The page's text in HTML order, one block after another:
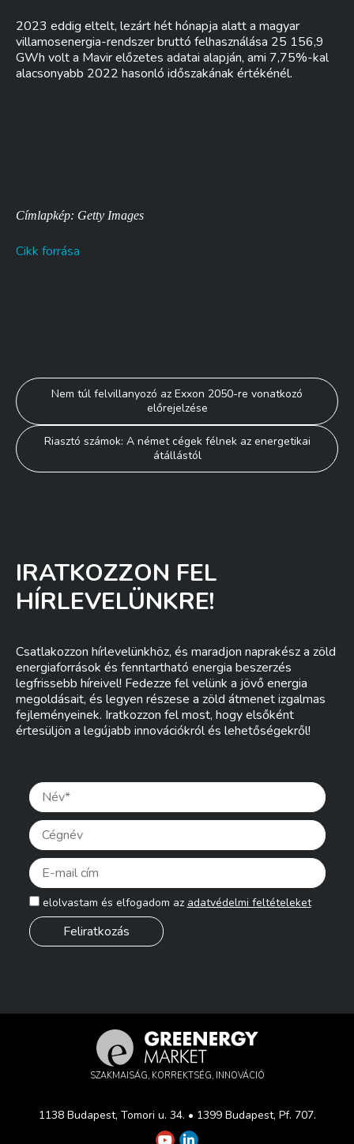
2023 eddig eltelt, lezárt hét hónapja alatt a magyar
villamosenergia-rendszer bruttó felhasználása 25 156,9
GWh volt a Mavir előzetes adatai alapján, ami 7,75%-kal
alacsonyabb 2022 hasonló időszakának értékénél.
Címlapkép: Getty Images
Cikk forrása
Bejegyzés
navigáció
Nem túl felvillanyozó az Exxon 2050-re vonatkozó
előrejelzése
Riasztó számok: A német cégek félnek az energetikai
átállástól
IRATKOZZON FEL
HÍRLEVELÜNKRE!
Csatlakozzon hírlevelünkhöz, és maradjon naprakész a zöld
energiaforrások és fenntartható energia beszerzés
legfrissebb híreivel! Fedezze fel velünk a jövő energia
megoldásait, és legyen részese a zöld átmenet izgalmas
fejleményeinek. Iratkozzon fel most, hogy elsőként
értesüljön a legújabb innovációkról és lehetőségekről!
elolvastam és elfogadom az adatvédelmi feltételeket
SZAKMAISÁG, KORREKTSÉG, INNOVÁCIÓ
1138 Budapest, Tomori u. 34. • 1399 Budapest, Pf. 707.